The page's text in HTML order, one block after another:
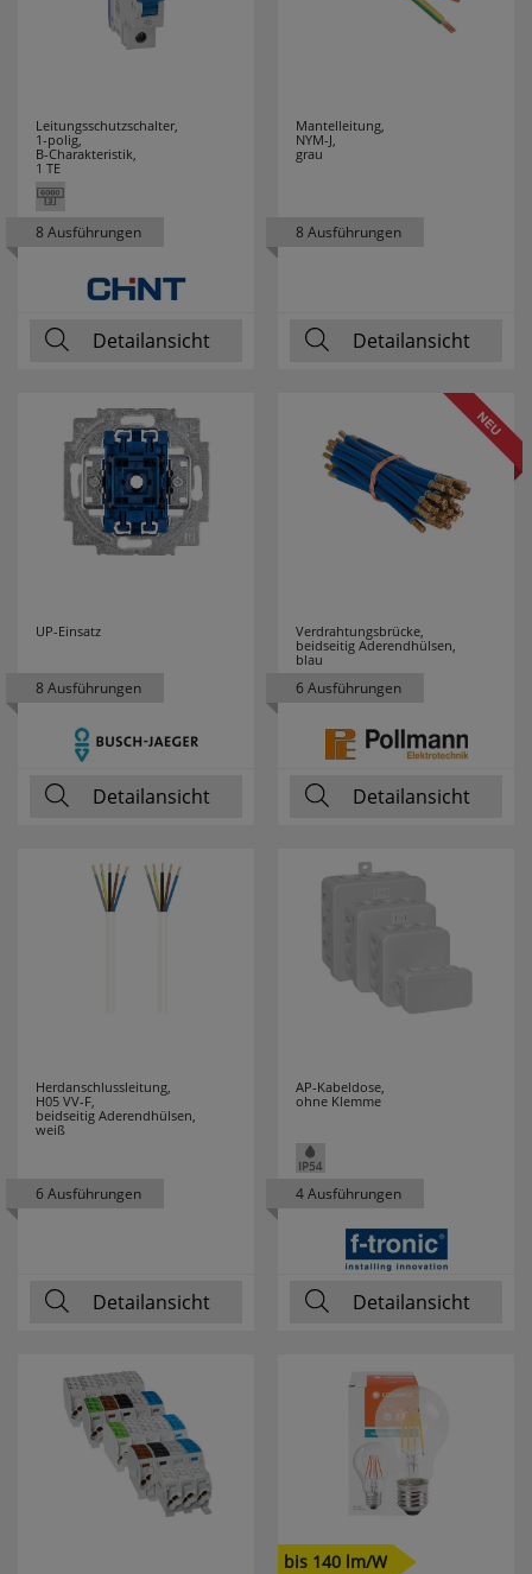
Leitungsschutzschalter,
1-polig,
B-Charakteristik,
1 TE
8 Ausführungen
Detailansicht
Mantelleitung,
NYM-J,
grau
8 Ausführungen
Detailansicht
UP-Einsatz
8 Ausführungen
Detailansicht
Verdrahtungsbrücke,
beidseitig Aderendhülsen,
blau
6 Ausführungen
Detailansicht
Herdanschlussleitung,
H05 VV-F,
beidseitig Aderendhülsen,
weiß
6 Ausführungen
Detailansicht
AP-Kabeldose,
ohne Klemme
4 Ausführungen
Detailansicht
bis 140 lm/W